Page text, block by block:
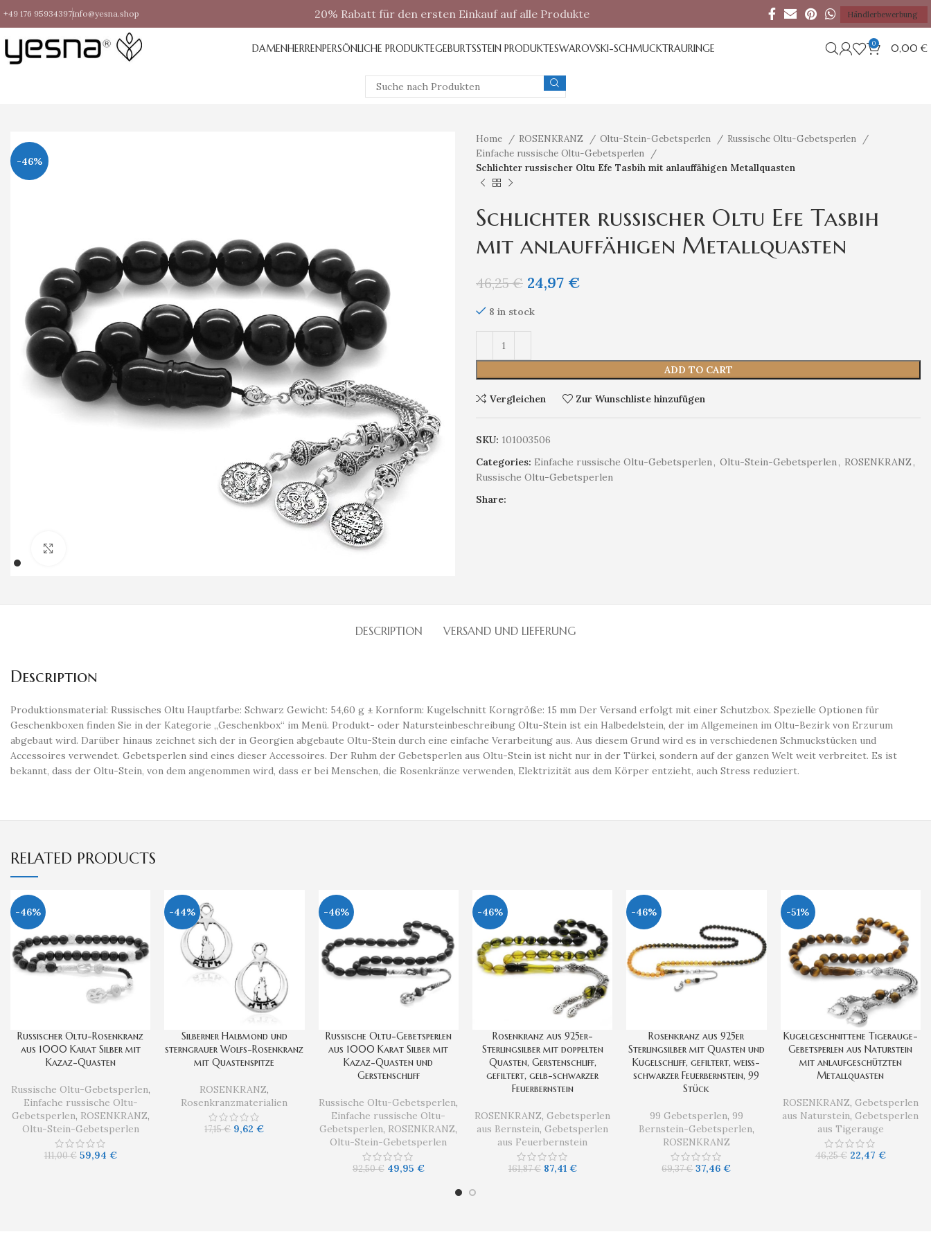
+49 176 95934397info@yesna.shop 20% Rabatt für den ersten Einkauf auf alle Produkte Händlerbewerbung
DAMENHERRENPERSÖNLICHE PRODUKTEGEBURTSSTEIN PRODUKTESWAROVSKI-SCHMUCKTRAURINGE 0 0,00 €
-46%
Home ROSENKRANZ Oltu-Stein-Gebetsperlen
Russische Oltu-Gebetsperlen
Einfache russische Oltu-Gebetsperlen
Schlichter russischer Oltu Efe Tasbih mit anlauffähigen Metallquasten
Schlichter russischer Oltu Efe Tasbih
mit anlauffähigen Metallquasten
46,25€ 24,97 €
8 in stock
ADD TO CART
Vergleichen Zur Wunschliste hinzufügen
SKU: 101003506
Categories: Einfache russische Oltu-Gebetsperlen, Oltu-Stein-Gebetsperlen, ROSENKRANZ,
Russische Oltu-Gebetsperlen
Share:
DESCRIPTION VERSAND UND LIEFERUNG
Description
Produktionsmaterial: Russisches Oltu Hauptfarbe: Schwarz Gewicht: 54,60 g ± Kornform: Kugelschnitt Korngröße: 15 mm Der Versand erfolgt mit einer Schutzbox. Spezielle Optionen für
Geschenkboxen finden Sie in der Kategorie „Geschenkbox“ im Menü. Produkt- oder Natursteinbeschreibung Oltu-Stein ist ein Halbedelstein, der im Allgemeinen im Oltu-Bezirk von Erzurum
abgebaut wird. Darüber hinaus zeichnet sich der in Georgien abgebaute Oltu-Stein durch eine einfache Verarbeitung aus. Aus diesem Grund wird es in verschiedenen Schmuckstücken und
Accessoires verwendet. Gebetsperlen sind eines dieser Accessoires. Der Ruhm der Gebetsperlen aus Oltu-Stein ist nicht nur in der Türkei, sondern auf der ganzen Welt weit verbreitet. Es ist
bekannt, dass der Oltu-Stein, von dem angenommen wird, dass er bei Menschen, die Rosenkränze verwenden, Elektrizität aus dem Körper entzieht, auch Stress reduziert.
RELATED PRODUCTS
-46%
Russischer Oltu-Rosenkranz
aus 1000 Karat Silber mit
Kazaz-Quasten
Russische Oltu-Gebetsperlen,
Einfache russische Oltu-
Gebetsperlen, ROSENKRANZ,
Oltu-Stein-Gebetsperlen
111,00€ 59,94 €
-44%
Silberner Halbmond und
sterngrauer Wolfs-Rosenkranz
mit Quastenspitze
ROSENKRANZ,
Rosenkranzmaterialien
17,15€ 9,62€
-46%
Russische Oltu-Gebetsperlen
aus 1000 Karat Silber mit
Kazaz-Quasten und
Gerstenschliff
Russische Oltu-Gebetsperlen,
Einfache russische Oltu-
Gebetsperlen, ROSENKRANZ,
Oltu-Stein-Gebetsperlen
92,50€ 49,95 €
-46%
Rosenkranz aus 925er-
Sterlingsilber mit doppelten
Quasten, Gerstenschliff,
gefiltert, gelb-schwarzer
Feuerbernstein
ROSENKRANZ, Gebetsperlen
aus Bernstein, Gebetsperlen
aus Feuerbernstein
161,87€ 87,41 €
-46%
Rosenkranz aus 925er
Sterlingsilber mit Quasten und
Kugelschliff, gefiltert, weiß-
schwarzer Feuerbernstein, 99
Stück
99 Gebetsperlen, 99
Bernstein-Gebetsperlen,
ROSENKRANZ
69,37€ 37,46€
-51%
Kugelgeschnittene Tigerauge-
Gebetsperlen aus Naturstein
mit anlaufgeschützten
Metallquasten
ROSENKRANZ, Gebetsperlen
aus Naturstein, Gebetsperlen
aus Tigerauge
46,25€ 22,47 €